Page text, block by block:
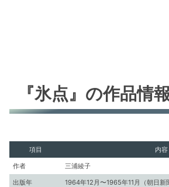
『氷点』の作品情報
項目
内容
作者
三浦綾子
出版年
1964年12月〜1965年11月（朝日新